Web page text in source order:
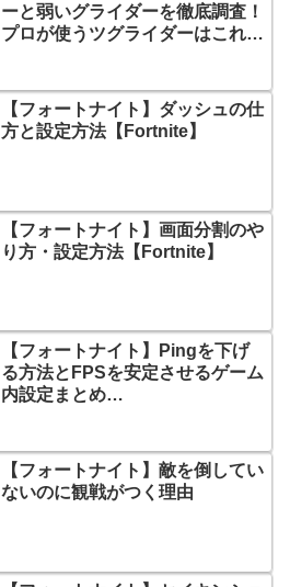
ーと弱いグライダーを徹底調査！
プロが使うツグライダーはこれ
【フォートナイト】ダッシュの仕
方と設定方法【Fortnite】
【フォートナイト】画面分割のや
り方・設定方法【Fortnite】
【フォートナイト】Pingを下げ
る方法とFPSを安定させるゲーム
内設定まとめ
【フォートナイト】敵を倒してい
ないのに観戦がつく理由